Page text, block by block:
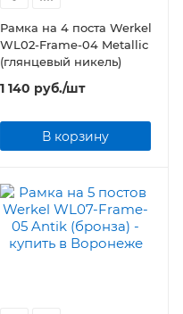
Рамка на 4 поста Werkel
WL02-Frame-04 Metallic
(глянцевый никель)
1 140 руб./шт
В корзину